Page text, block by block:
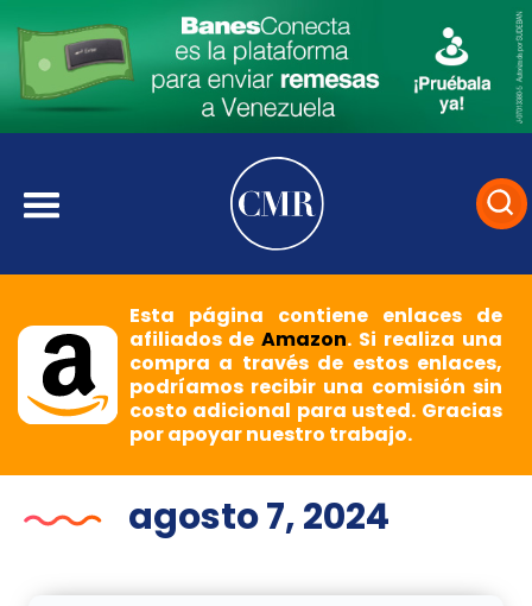
Esta página contiene enlaces de
afiliados deAmazon. Si realiza una
compra a través de estos enlaces,
podríamos recibir una comisión sin
costo adicional para usted. Gracias
por apoyar nuestro trabajo.
agosto 7, 2024